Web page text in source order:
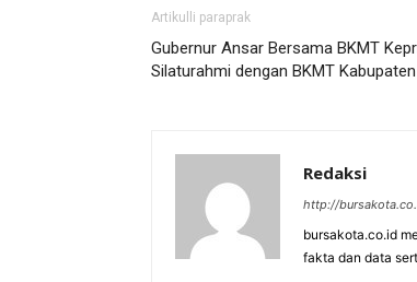
Artikulli paraprak
Gubernur Ansar Bersama BKMT
Silaturahmi dengan BKMT
Redaksi
http://
bursakota.co.id
fakta dan data